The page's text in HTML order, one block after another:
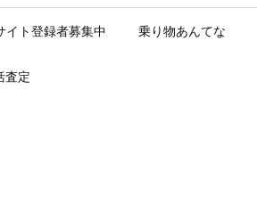
イト登録者募集中 乗り物あんてな
査定